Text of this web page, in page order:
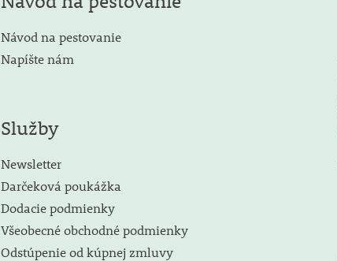
Návod na pestovanie
Napíšte nám
Služby
Newsletter
Darčeková poukážka
Dodacie podmienky
Všeobecné obchodné podmienky
Odstúpenie od kúpnej zmluvy